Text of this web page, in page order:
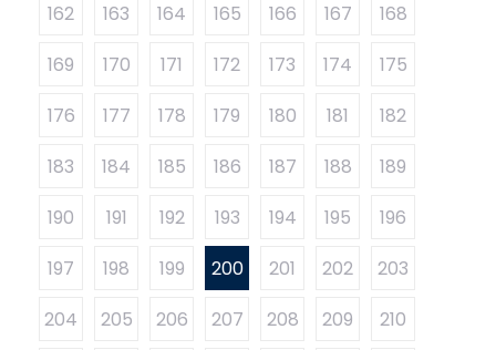
162
163 164 165 166 167
168
169
170 171 172 173 174
175
176
177 178 179 180 181
182
183
184 185 186 187 188
189
190
191 192 193 194 195
196
197
198 199 200 201 202
203
204
205 206 207 208 209
210